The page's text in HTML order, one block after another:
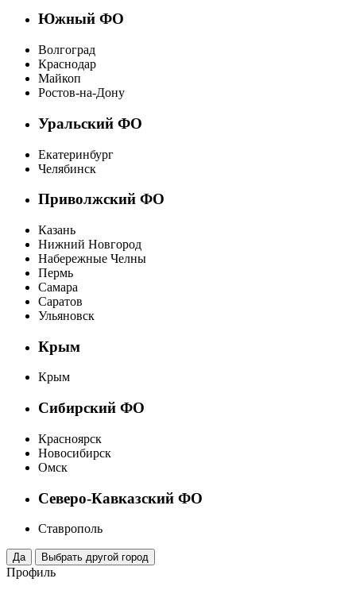
Южный ФО
Волгоград
Краснодар
Майкоп
Ростов-на-Дону
Уральский ФО
Екатеринбург
Челябинск
Приволжский ФО
Казань
Нижний Новгород
Набережные Челны
Пермь
Самара
Саратов
Ульяновск
Крым
Крым
Сибирский ФО
Красноярск
Новосибирск
Омск
Северо-Кавказский ФО
Ставрополь
Профиль